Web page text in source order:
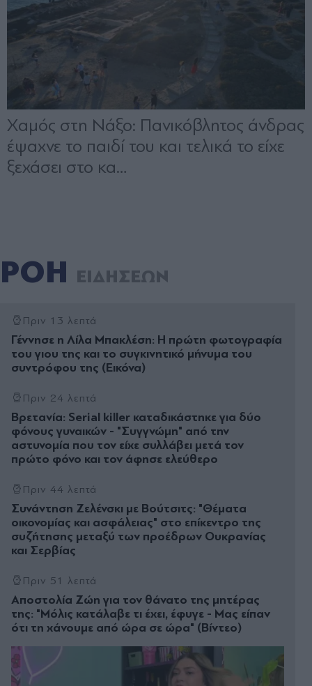
ΡΟΗ ΕΙΔΗΣΕΩΝ
Πριν 13 λεπτά
Γέννησε η Λίλα Μπακλέση: Η πρώτη φωτογραφία
του γιου της και το συγκινητικό μήνυμα του
συντρόφου της (Εικόνα)
Πριν 24 λεπτά
Βρετανία: Serial killer καταδικάστηκε για δύο
φόνους γυναικών - "Συγγνώμη" από την
αστυνομία που τον είχε συλλάβει μετά τον
πρώτο φόνο και τον άφησε ελεύθερο
Πριν 44 λεπτά
Συνάντηση Ζελένσκι με Βούτσιτς: "Θέματα
οικονομίας και ασφάλειας" στο επίκεντρο της
συζήτησης μεταξύ των προέδρων Ουκρανίας
και Σερβίας
Πριν 51 λεπτά
Αποστολία Ζώη για τον θάνατο της μητέρας
της: "Μόλις κατάλαβε τι έχει, έφυγε - Μας είπαν
ότι τη χάνουμε από ώρα σε ώρα" (Βίντεο)